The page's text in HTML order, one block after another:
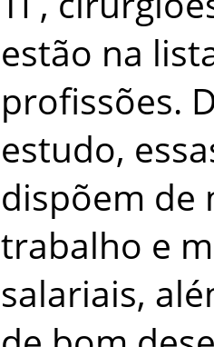
estão na
profissões.
estudo,
dispõem de
trabalho e
salariais,